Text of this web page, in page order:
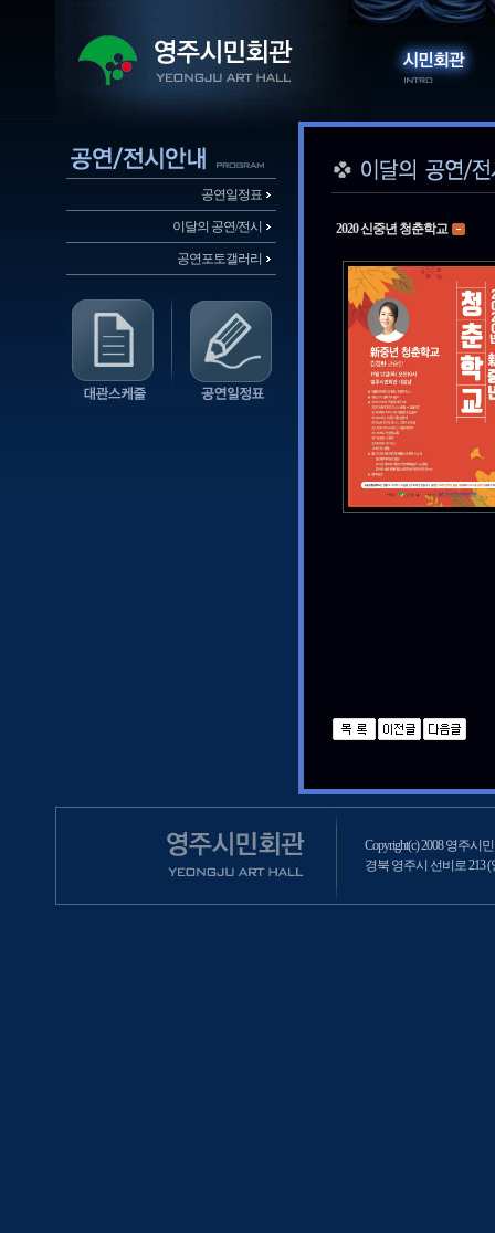
공연일정표
이달의 공연/전시
공연포토갤러리
2020 신중년 청춘학교
Copyright(c) 2008 영주시
경북 영주시 선비로 213 (